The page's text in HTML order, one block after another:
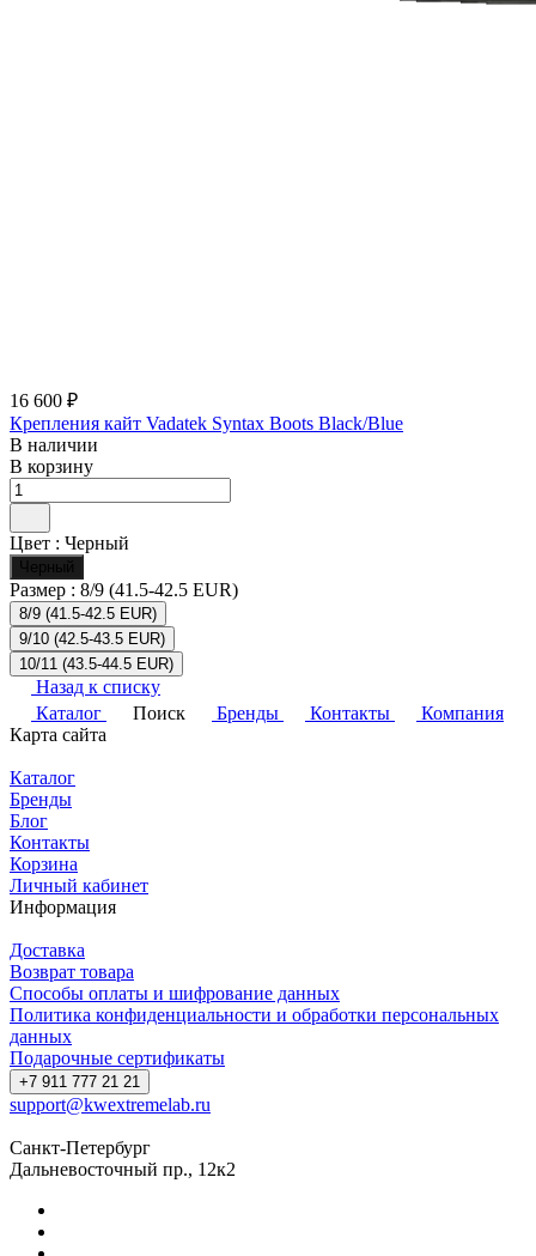
16 600 ₽
Крепления кайт Vadatek Syntax Boots Black/Blue
В наличии
В корзину
Цвет : Черный
Черный
Размер : 8/9 (41.5-42.5 EUR)
8/9 (41.5-42.5 EUR)
9/10 (42.5-43.5 EUR)
10/11 (43.5-44.5 EUR)
Назад к списку
Каталог
Поиск Бренды Контакты
Компания
Карта сайта
Каталог
Бренды
Блог
Контакты
Корзина
Личный кабинет
Информация
Доставка
Возврат товара
Способы оплаты и шифрование данных
Политика конфиденциальности и обработки персональных
данных
Подарочные сертификаты
+7 911 777 21 21
support@kwextremelab.ru
Санкт-Петербург
Дальневосточный пр., 12к2